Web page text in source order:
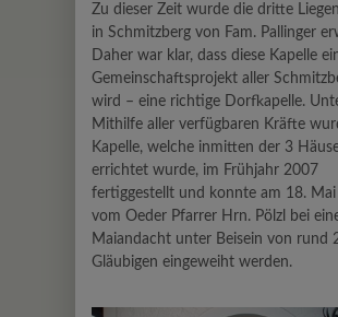
Zu dieser Zeit wurde die dritte
in Schmitzberg von Fam. Pallinger
Daher war klar, dass diese Kapelle
Gemeinschaftsprojekt aller
wird – eine richtige Dorfkapelle.
Mithilfe aller verfügbaren Kräfte
Kapelle, welche inmitten der 3
errichtet wurde, im Frühjahr 2007
fertiggestellt und konnte am 18.
vom Oeder Pfarrer Hrn. Pölzl bei
Maiandacht unter Beisein von rund
Gläubigen eingeweiht werden.